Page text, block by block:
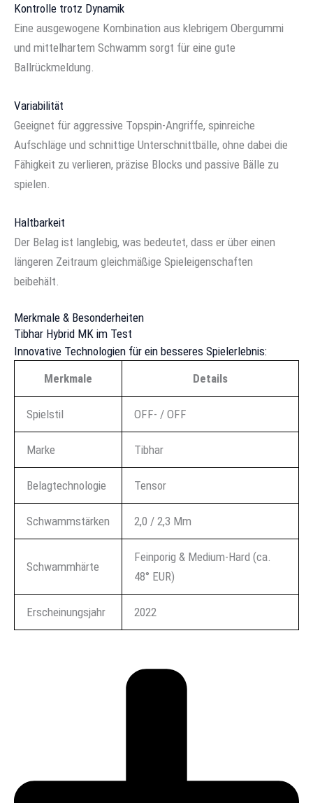
Kontrolle trotz Dynamik
Eine ausgewogene Kombination aus klebrigem Obergummi
und mittelhartem Schwamm sorgt für eine gute
Ballrückmeldung.
Variabilität
Geeignet für aggressive Topspin-Angriffe, spinreiche
Aufschläge und schnittige Unterschnittbälle, ohne dabei die
Fähigkeit zu verlieren, präzise Blocks und passive Bälle zu
spielen.
Haltbarkeit
Der Belag ist langlebig, was bedeutet, dass er über einen
längeren Zeitraum gleichmäßige Spieleigenschaften
beibehält.
Merkmale & Besonderheiten
Tibhar Hybrid MK im Test
Innovative Technologien für ein besseres Spielerlebnis:
Merkmale
Details
Spielstil OFF- / OFF
Marke Tibhar
Belagtechnologie Tensor
Schwammstärken 2,0 / 2,3 Mm
Schwammhärte
Feinporig & Medium-Hard (ca.
48° EUR)
Erscheinungsjahr 2022